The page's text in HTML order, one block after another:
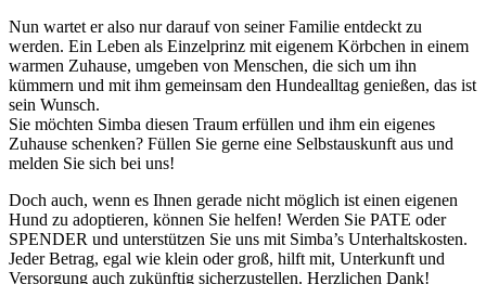
Nun wartet er also nur darauf von seiner Familie entdeckt zu
werden. Ein Leben als Einzelprinz mit eigenem Körbchen in einem
warmen Zuhause, umgeben von Menschen, die sich um ihn
kümmern und mit ihm gemeinsam den Hundealltag genießen, das ist
sein Wunsch.
Sie möchten Simba diesen Traum erfüllen und ihm ein eigenes
Zuhause schenken? Füllen Sie gerne eine Selbstauskunft aus und
melden Sie sich bei uns!
Doch auch, wenn es Ihnen gerade nicht möglich ist einen eigenen
Hund zu adoptieren, können Sie helfen! Werden Sie PATE oder
SPENDER und unterstützen Sie uns mit Simba’s Unterhaltskosten.
Jeder Betrag, egal wie klein oder groß, hilft mit, Unterkunft und
Versorgung auch zukünftig sicherzustellen. Herzlichen Dank!